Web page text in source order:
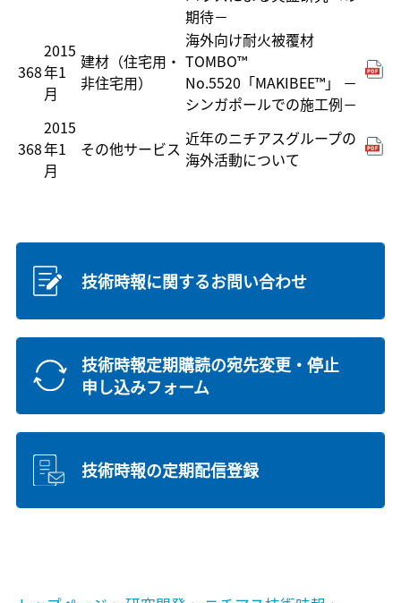
期待－
368
2015
年1
月
建材（住宅用・
非住宅用）
海外向け耐火被覆材
TOMBO™
No.5520「MAKIBEE™」 －
シンガポールでの施工例－
368
2015
年1
月
その他サービス 近年のニチアスグループの
海外活動について
技術時報に関するお問い合わせ
技術時報定期購読の宛先変更・停止
申し込みフォーム
技術時報の定期配信登録